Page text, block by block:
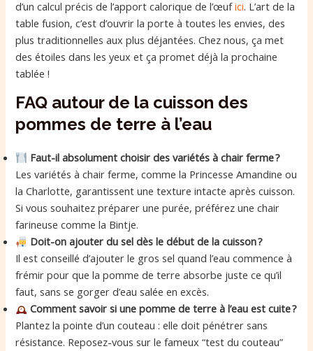
d’un calcul précis de l’apport calorique de l’œufici. L’art de la
table fusion, c’est d’ouvrir la porte à toutes les envies, des
plus traditionnelles aux plus déjantées. Chez nous, ça met
des étoiles dans les yeux et ça promet déjà la prochaine
tablée !
FAQ autour de la cuisson des
pommes de terre à l’eau
Faut-il absolument choisir des variétés à chair ferme ?
Les variétés à chair ferme, comme la Princesse Amandine ou
la Charlotte, garantissent une texture intacte après cuisson.
Si vous souhaitez préparer une purée, préférez une chair
farineuse comme la Bintje.
Doit-on ajouter du sel dès le début de la cuisson ?
Il est conseillé d’ajouter le gros sel quand l’eau commence à
frémir pour que la pomme de terre absorbe juste ce qu’il
faut, sans se gorger d’eau salée en excès.
Comment savoir si une pomme de terre à l’eau est cuite ?
Plantez la pointe d’un couteau : elle doit pénétrer sans
résistance. Reposez-vous sur le fameux “test du couteau”